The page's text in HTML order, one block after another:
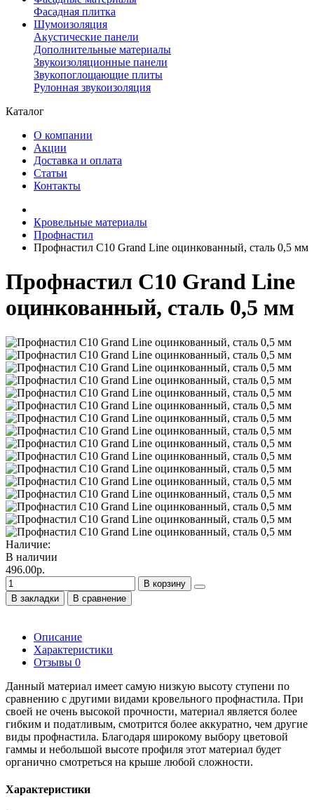
Фасадная плитка
Шумоизоляция
Акустические панели
Дополнительные материалы
Звукоизоляционные панели
Звукопоглощающие плиты
Рулонная звукоизоляция
Каталог
О компании
Акции
Доставка и оплата
Статьи
Контакты
Кровельные материалы
Профнастил
Профнастил С10 Grand Line оцинкованный, сталь 0,5 мм
Профнастил С10 Grand Line
оцинкованный, сталь 0,5 мм
Наличие:
В наличии
496.00р.
В корзину
В закладки
В сравнение
Описание
Характеристики
Отзывы 0
Данный материал имеет самую низкую высоту ступени по
сравнению с другими видами кровельного профнастила. При
своей не очень высокой прочности, материал является более
гибким и податливым, смотрится более аккуратно, чем другие
виды профнастила. Благодаря широкому выбору цветовой
гаммы и небольшой высоте профиля этот материал будет
органично смотреться на крыше любой сложности.
Характеристики